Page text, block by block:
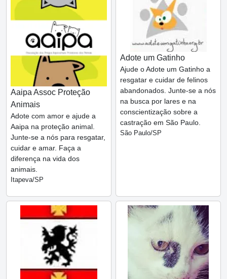
Aaipa Assoc Proteção
Animais
Adote com amor e ajude a
Aaipa na proteção animal.
Junte-se a nós para resgatar,
cuidar e amar. Faça a
diferença na vida dos
animais.
Itapeva/SP
Adote um Gatinho
Ajude o Adote um Gatinho a
resgatar e cuidar de felinos
abandonados. Junte-se a nós
na busca por lares e na
conscientização sobre a
castração em São Paulo.
São Paulo/SP